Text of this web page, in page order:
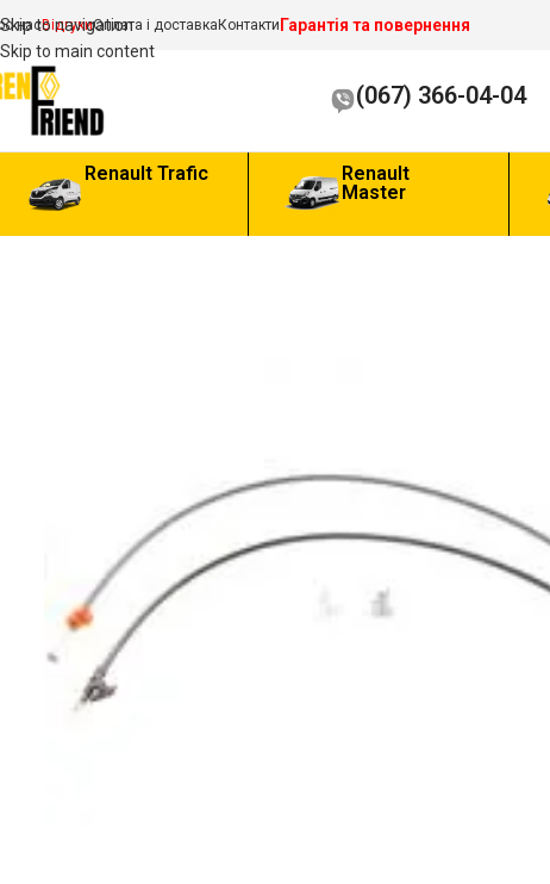
Skip to navigation
Skip to main content
насВідгукиОплата і доставка КонтактиГарантія та повернення
(067) 366-04-04
Renault Trafic
Renault
Master